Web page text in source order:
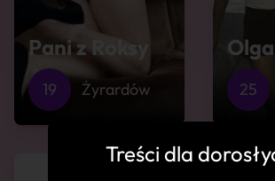
Pani z Roksy
19 Żyrardów
Olga
25
Treści dla